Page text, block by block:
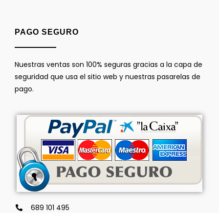
PAGO SEGURO
Nuestras ventas son 100% seguras gracias a la capa de
seguridad que usa el sitio web y nuestras pasarelas de
pago.
689 101 495